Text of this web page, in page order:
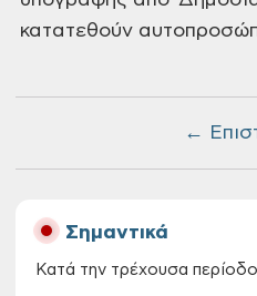
←
κατατεθούν
Σημαντικά
Κατά την τρέχουσα περίοδο